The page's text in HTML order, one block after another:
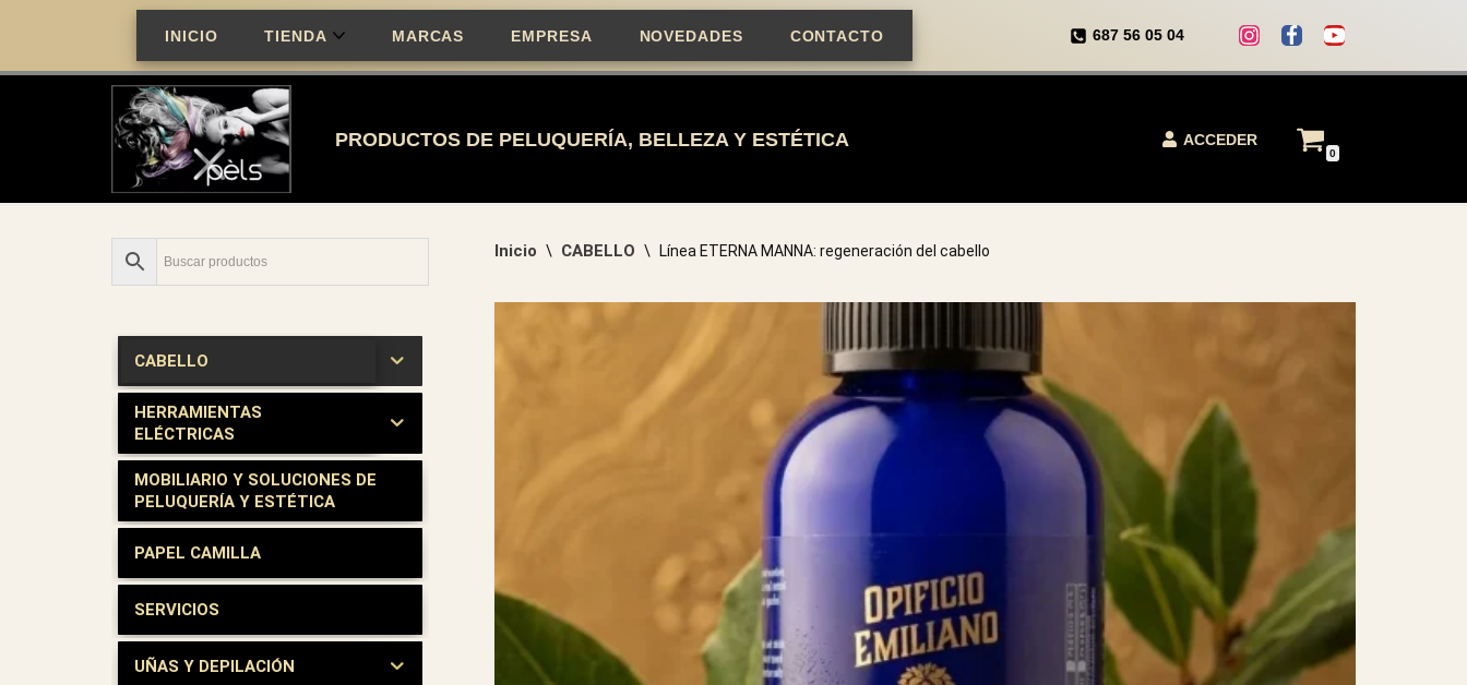
INICIO TIENDA MARCAS EMPRESA NOVEDADES CONTACTO 687 56 05 04
PRODUCTOS DE PELUQUERÍA, BELLEZA Y ESTÉTICA ACCEDER
0
CABELLO
HERRAMIENTAS
ELÉCTRICAS
MOBILIARIO Y SOLUCIONES DE
PELUQUERÍA Y ESTÉTICA
PAPEL CAMILLA
SERVICIOS
UÑAS Y DEPILACIÓN
Inicio \ CABELLO \ Línea ETERNA MANNA: regeneración del cabello